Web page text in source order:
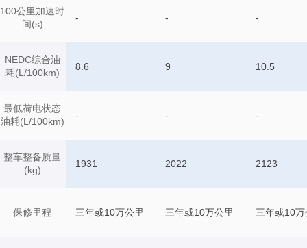
100公里加速时
间(s)
NEDC综合油
耗(L/100km)
最低荷电状态
油耗(L/100km)
整车整备质量
(kg)
保修里程
- - -
8.6 9 10.5
- - -
1931 2022 2123
三年或10万公里 三年或10万公里 三年或10万